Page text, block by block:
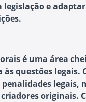
legislação e
é uma área
questões legais.
legais,
originais.